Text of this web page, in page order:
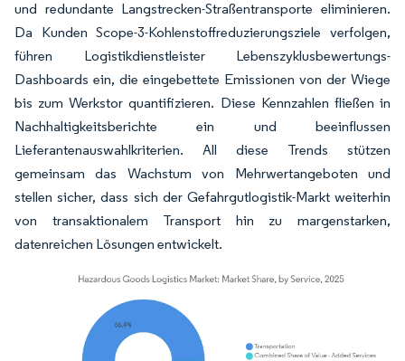
und redundante Langstrecken-Straßentransporte eliminieren.
Da Kunden Scope-3-Kohlenstoffreduzierungsziele verfolgen,
führen Logistikdienstleister Lebenszyklusbewertungs-
Dashboards ein, die eingebettete Emissionen von der Wiege
bis zum Werkstor quantifizieren. Diese Kennzahlen fließen in
Nachhaltigkeitsberichte ein und beeinflussen
Lieferantenauswahlkriterien. All diese Trends stützen
gemeinsam das Wachstum von Mehrwertangeboten und
stellen sicher, dass sich der Gefahrgutlogistik-Markt weiterhin
von transaktionalem Transport hin zu margenstarken,
datenreichen Lösungen entwickelt.